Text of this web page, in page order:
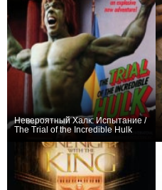
Невероятный Халк: Испытание /
The Trial of the Incredible Hulk